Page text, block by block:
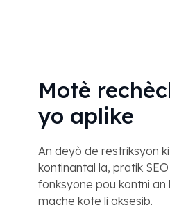
Motè
yo aplike
An deyò de restriksyon
kontinantal la, pratik
fonksyone pou kontni an
mache kote li aksesib.